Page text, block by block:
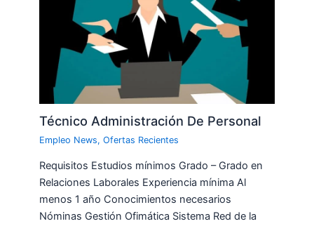
Técnico Administración De Personal
Empleo News,Ofertas Recientes
Requisitos Estudios mínimos Grado – Grado en
Relaciones Laborales Experiencia mínima Al
menos 1 año Conocimientos necesarios
Nóminas Gestión Ofimática Sistema Red de la